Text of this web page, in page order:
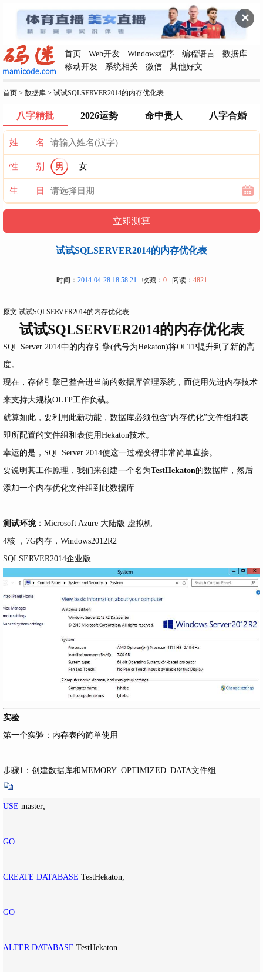
✕
首页 Web开发 Windows程序 编程语言
数据库
移动开发
系统相关 微信 其他好文
首页 > 数据库 > 试试SQLSERVER2014的内存优化表
八字精批 2026运势 命中贵人 八字合婚
姓 名
性 别 男 女
生 日
试试SQLSERVER2014的内存优化表
时间： 2014-04-28 18:58:21 收藏： 0阅读： 4821
原文:试试SQLSERVER2014的内存优化表
试试SQLSERVER2014的内存优化表
SQL Server 2014中的内存引擎(代号为Hekaton)将OLTP提升到了新的高
度。
现在，存储引擎已整合进当前的数据库管理系统，而使用先进内存技术
来支持大规模OLTP工作负载。
就算如此，要利用此新功能，数据库必须包含“内存优化”文件组和表
即所配置的文件组和表使用Hekaton技术。
幸运的是，SQL Server 2014使这一过程变得非常简单直接。
要说明其工作原理，我们来创建一个名为TestHekaton的数据库，然后
添加一个内存优化文件组到此数据库
测试环境：Microsoft Azure 大陆版 虚拟机
4核 ，7G内存，Windows2012R2
SQLSERVER2014企业版
实验
第一个实验：内存表的简单使用
步骤1：创建数据库和MEMORY_OPTIMIZED_DATA文件组
USE master;
GO
CREATE DATABASE TestHekaton;
GO
ALTER DATABASE TestHekaton